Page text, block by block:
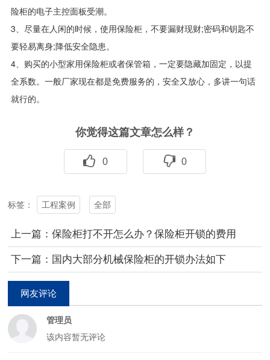
险柜的电子主控面板受潮。
3、尽量在人闲的时候，使用保险柜，不要漏财现财;密码和钥匙不
要轻易离身;降低安全隐患。
4、购买的小型家用保险柜或者保管箱，一定要隐藏加固定，以提
全系数。一般厂家现在都是免费服务的，安全又放心，多讲一句话
就行的。
你觉得这篇文章怎么样？
0 0
标签： 工程案例 全部
上一篇：保险柜打不开怎么办？保险柜开锁的费用
下一篇：国内大部分机械保险柜的开锁办法如下
网友评论
管理员
该内容暂无评论